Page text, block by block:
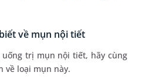
về mụn nội tiết
trị mụn nội tiết, hãy cùng
về loại mụn này.